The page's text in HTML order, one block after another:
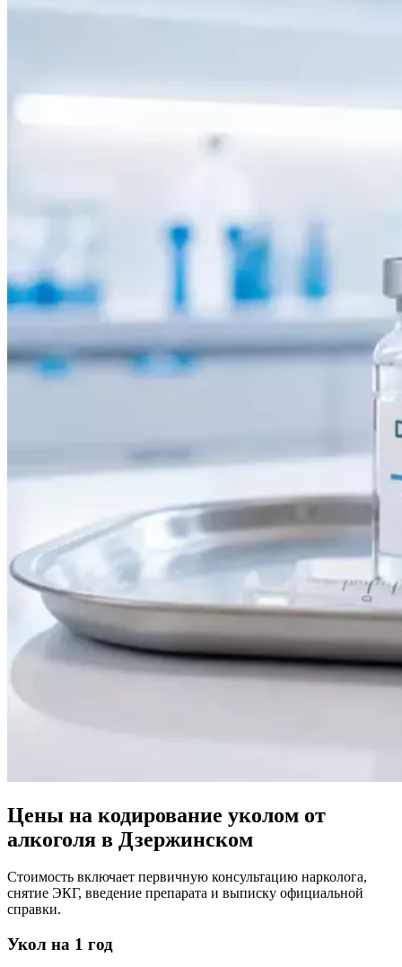
Цены на кодирование уколом от
алкоголя в Дзержинском
Стоимость включает первичную консультацию нарколога,
снятие ЭКГ, введение препарата и выписку официальной
справки.
Укол на 1 год